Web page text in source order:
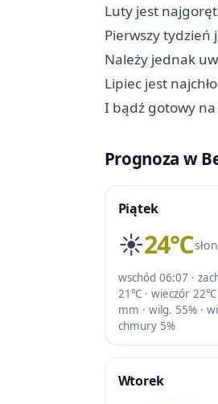
Luty jest
Pierwszy tydzień
Należy jednak
Lipiec jest
I bądź gotowy na
Prognoza w
Piątek
☀️24℃
wschód 06:07 ·
21℃ · wieczór 22℃
mm · wilg. 55% ·
chmury 5%
Wtorek